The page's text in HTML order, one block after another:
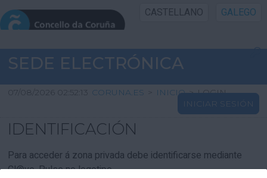
CASTELLANO GALEGO
INICIO SEDE
INICIO
INFORMACIÓN PÚBLICA
CARTAFOL CIDADÁN
SEDE ELECTRÓNICA
07/08/2026 02:52:13 CORUNA.ES > INICIO > LOGIN
INICIAR SESIÓN
IDENTIFICACIÓN
Para acceder á zona privada debe identificarse mediante
Cl@ve. Pulse no logotipo